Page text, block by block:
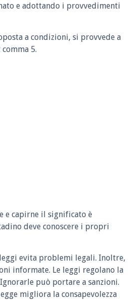
e adottando i provvedimenti
a condizioni, si provvede a
5.
e capirne il significato è
deve conoscere i propri
evita problemi legali. Inoltre,
informate. Le leggi regolano la
può portare a sanzioni.
migliora la consapevolezza